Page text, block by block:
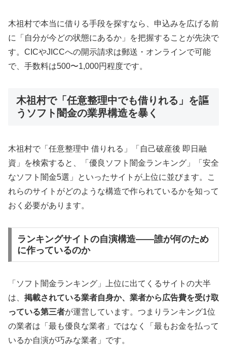
木祖村で本当に借りる手段を探すなら、申込みを広げる前
に「自分が今どの状態にあるか」を把握することが先決で
す。CICやJICCへの開示請求は郵送・オンラインで可能
で、手数料は500〜1,000円程度です。
木祖村で「任意整理中でも借りれる」を謳
うソフト闇金の業界構造を暴く
木祖村で「任意整理中 借りれる」「自己破産後 即日融
資」を検索すると、「優良ソフト闇金ランキング」「安全
なソフト闇金5選」といったサイトが上位に並びます。こ
れらのサイトがどのような構造で作られているかを知って
おく必要があります。
ランキングサイトの自演構造——誰が何のため
に作っているのか
「ソフト闇金ランキング」上位に出てくるサイトの大半
は、 掲載されている業者自身か、業者から広告費を受け取
っている第三者が運営しています。つまりランキング1位
の業者は「最も優良な業者」ではなく「最もお金を払って
いるか自演が巧みな業者」です。